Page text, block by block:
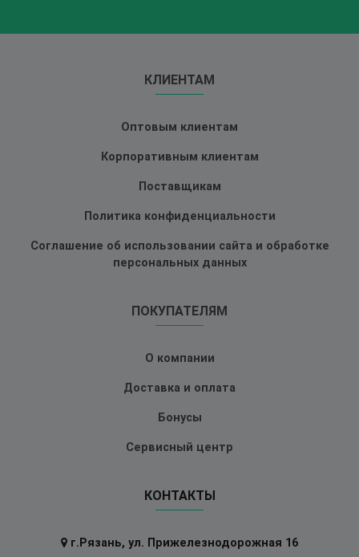
КЛИЕНТАМ
Оптовым клиентам
Корпоративным клиентам
Поставщикам
Политика конфиденциальности
Соглашение об использовании сайта и обработке
персональных данных
ПОКУПАТЕЛЯМ
О компании
Доставка и оплата
Бонусы
Сервисный центр
КОНТАКТЫ
г.Рязань, ул. Прижелезнодорожная 16